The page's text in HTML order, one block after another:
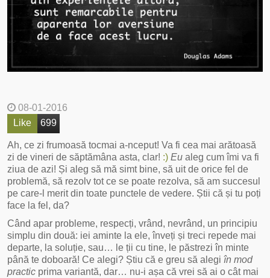
08-01-2016
Like
699
Ah, ce zi frumoasă tocmai a-nceput! Va fi cea mai arătoasă
zi de vineri de săptămâna asta, clar! :) Eu aleg cum îmi va fi
ziua de azi! Și aleg să mă simt bine, să uit de orice fel de
problemă, să rezolv tot ce se poate rezolva, să am succesul
pe care-l merit din toate punctele de vedere. Știi că și tu poți
face la fel, da?
Când apar probleme, respecți, vrând, nevrând, un principiu
simplu din două: iei aminte la ele, înveți și treci repede mai
departe, la soluție, sau… le ții cu tine, le păstrezi în minte
până te doboară! Ce alegi? Știu că e greu să alegiîn mod
practic prima variantă, dar… nu-i așa că vrei să ai o cât mai